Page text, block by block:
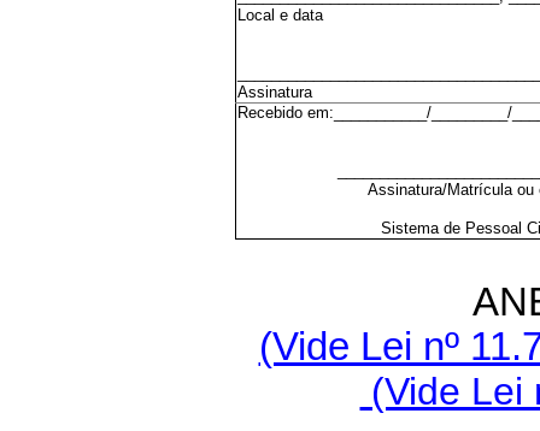
Local e data
Assinatura
Recebido em:___________/_________/
Assinatura/Matrícula ou
Sistema de Pessoal
(Vide Lei nº
(Vide Lei